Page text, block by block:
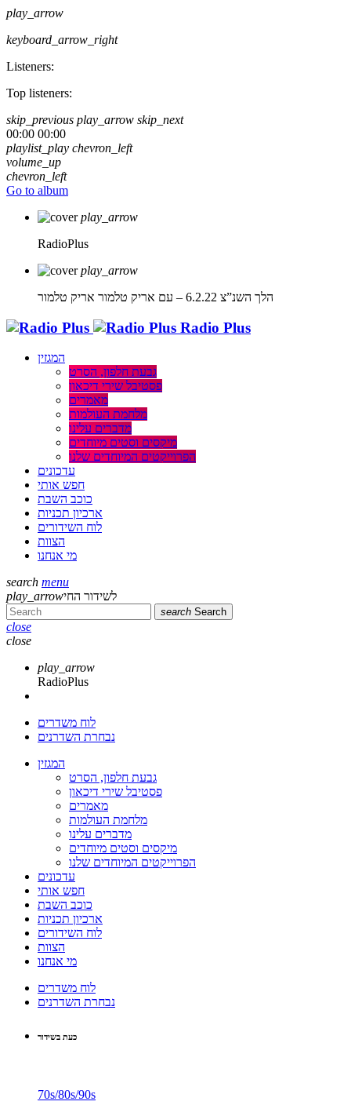
play_arrow
keyboard_arrow_right
Listeners:
Top listeners:
skip_previous play_arrow skip_next
00:00 00:00
playlist_play chevron_left
volume_up
chevron_left
Go to album
play_arrow
RadioPlus
play_arrow
הלך השנ”צ 6.2.22 – עם אריק טלמור
אריק טלמור
Radio Plus
המגזין
גבעת חלפון, הסרט
פסטיבל שירי דיכאון
מאמרים
מלחמת העולמות
מדברים עלינו
מיקסים וסטים מיוחדים
הפרוייקטים המיוחדים שלנו
עדכונים
חפש אותי
כוכב השבת
ארכיון תכניות
לוח השידורים
הצוות
מי אנחנו
search menu
play_arrowלשידור החי
search Search
close
close
play_arrow
RadioPlus
לוח משדרים
נבחרת השדרנים
המגזין
גבעת חלפון, הסרט
פסטיבל שירי דיכאון
מאמרים
מלחמת העולמות
מדברים עלינו
מיקסים וסטים מיוחדים
הפרוייקטים המיוחדים שלנו
עדכונים
חפש אותי
כוכב השבת
ארכיון תכניות
לוח השידורים
הצוות
מי אנחנו
לוח משדרים
נבחרת השדרנים
כעת בשידור
70s/80s/90s